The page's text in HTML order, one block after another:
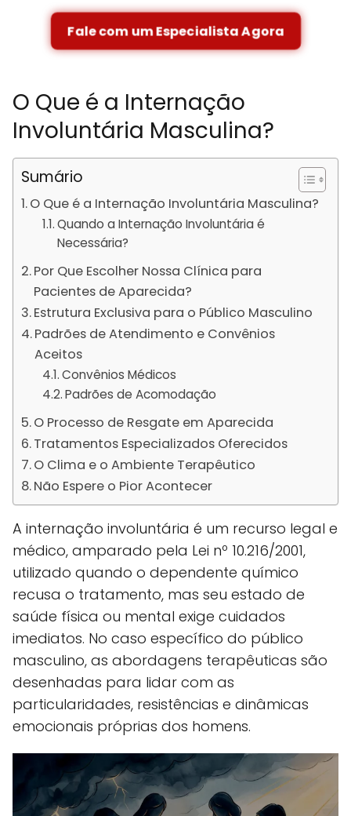
Fale com um Especialista Agora
O Que é a Internação
Involuntária Masculina?
Sumário
O Que é a Internação Involuntária Masculina?
Quando a Internação Involuntária é
Necessária?
Por Que Escolher Nossa Clínica para
Pacientes de Aparecida?
Estrutura Exclusiva para o Público Masculino
Padrões de Atendimento e Convênios
Aceitos
Convênios Médicos
Padrões de Acomodação
O Processo de Resgate em Aparecida
Tratamentos Especializados Oferecidos
O Clima e o Ambiente Terapêutico
Não Espere o Pior Acontecer
A internação involuntária é um recurso legal e
médico, amparado pela Lei nº 10.216/2001,
utilizado quando o dependente químico
recusa o tratamento, mas seu estado de
saúde física ou mental exige cuidados
imediatos. No caso específico do público
masculino, as abordagens terapêuticas são
desenhadas para lidar com as
particularidades, resistências e dinâmicas
emocionais próprias dos homens.